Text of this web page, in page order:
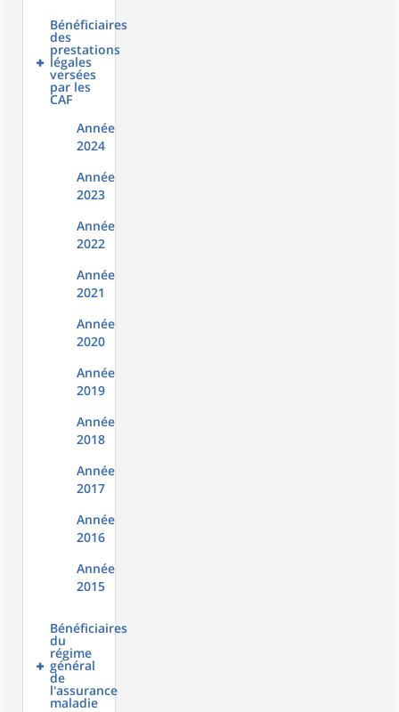
Bénéficiaires
des
prestations
légales
versées
par les
CAF
Année
2024
Année
2023
Année
2022
Année
2021
Année
2020
Année
2019
Année
2018
Année
2017
Année
2016
Année
2015
Bénéficiaires
du
régime
général
de
l'assurance
maladie